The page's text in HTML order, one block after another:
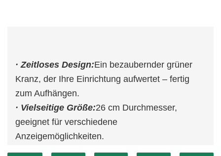
· Zeitloses Design:Ein bezaubernder grüner
Kranz, der Ihre Einrichtung aufwertet – fertig
zum Aufhängen.
· Vielseitige Größe:26 cm Durchmesser,
geeignet für verschiedene
Anzeigemöglichkeiten.
· Langlebig und wiederverwendbar:Gebaut,